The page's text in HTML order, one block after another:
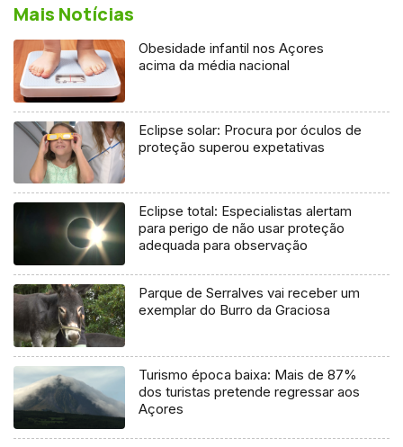
Mais Notícias
Obesidade infantil nos Açores
acima da média nacional
Eclipse solar: Procura por óculos de
proteção superou expetativas
Eclipse total: Especialistas alertam
para perigo de não usar proteção
adequada para observação
Parque de Serralves vai receber um
exemplar do Burro da Graciosa
Turismo época baixa: Mais de 87%
dos turistas pretende regressar aos
Açores